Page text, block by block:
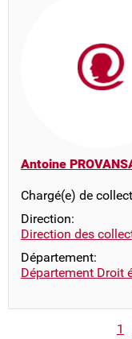
Antoine
Chargé(e) de
Direction:
Direction des
Département:
Département Droit
1